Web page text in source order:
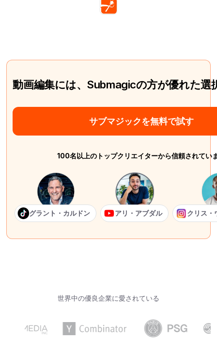
動画編集には、Submagicの方が優れた選
サブマジックを無料で試す
100名以上のトップクリエイターから信頼されてい
グラント・カルドン アリ・アブダル クリス・
世界中の優良企業に愛されている